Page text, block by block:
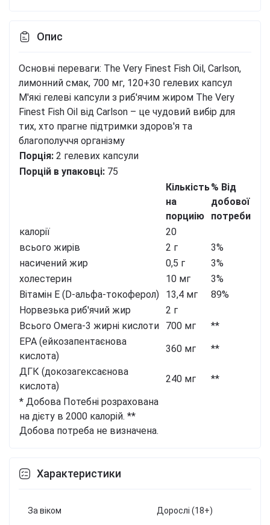
Опис
Основні переваги: The Very Finest Fish Oil, Carlson,
лимонний смак, 700 мг, 120+30 гелевих капсул
М'які гелеві капсули з риб'ячим жиром The Very
Finest Fish Oil від Carlson – це чудовий вибір для
тих, хто прагне підтримки здоров'я та
благополуччя організму
Порція: 2 гелевих капсули
Порцій в упаковці: 75
Кількість
на
порциію
% Від
добової
потреби
калорії
20
всього жирів
2 г
3%
насичений жир
0,5 г
3%
холестерин
10 мг
3%
Вітамін Е (D-альфа-токоферол)
13,4 мг
89%
Норвезька риб'ячий жир
2 г
Всього Омега-3 жирні кислоти
700 мг
**
EPA (ейкозапентаєнова
кислота)
360 мг
**
ДГК (докозагексаєнова
кислота)
240 мг
**
* Добова Потебні розрахована
на дієту в 2000 калорій. **
Добова потреба не визначена.
Характеристики
За віком Дорослі (18+)